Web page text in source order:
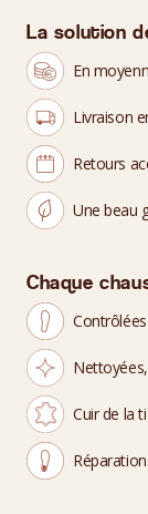
La solution
En
Livraison
Retours
Une beau
Chaque
Cuir de la